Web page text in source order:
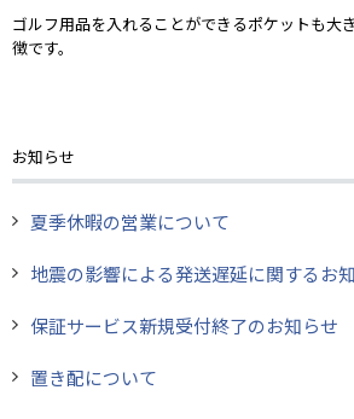
ゴルフ用品を入れることができるポケットも大
徴です。
お知らせ
夏季休暇の営業について
地震の影響による発送遅延に関するお
保証サービス新規受付終了のお知らせ
置き配について